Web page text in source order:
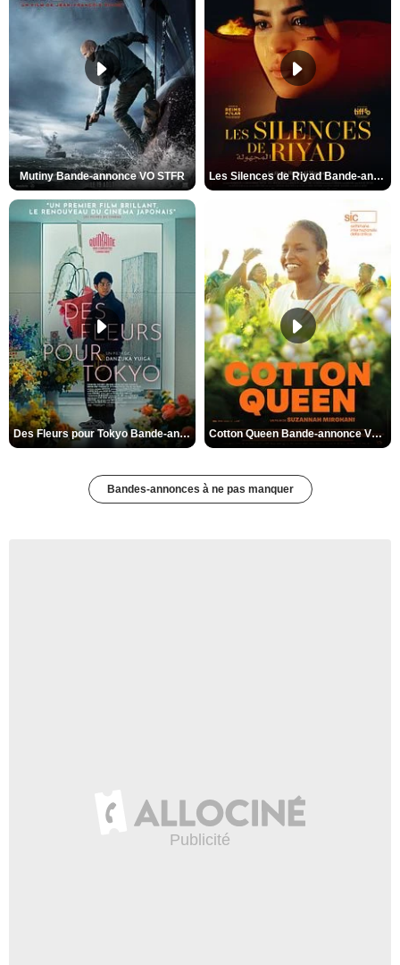
Mutiny Bande-annonce VO STFR Les Silences de Riyad Bande-annonce VO STFR
Des Fleurs pour Tokyo Bande-annonce VO STFR Cotton Queen Bande-annonce VO STFR
Bandes-annonces à ne pas manquer